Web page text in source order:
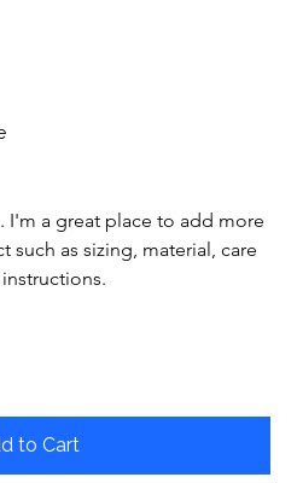
a great place to add more
as sizing, material, care
to Cart